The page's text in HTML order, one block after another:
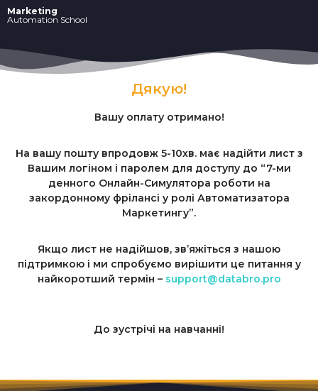
Marketing
Automation School
Дякую!
Вашу оплату отримано!
На вашу пошту впродовж 5-10хв. має надійти лист з
Вашим логіном і паролем для доступу до “7-ми
денного Онлайн-Симулятора роботи на
закордонному фрілансі у ролі Автоматизатора
Маркетингу”.
Якщо лист не надійшов, зв’яжіться з нашою
підтримкою і ми спробуємо вирішити це питання у
найкоротший термін – support@databro.pro
До зустрічі на навчанні!